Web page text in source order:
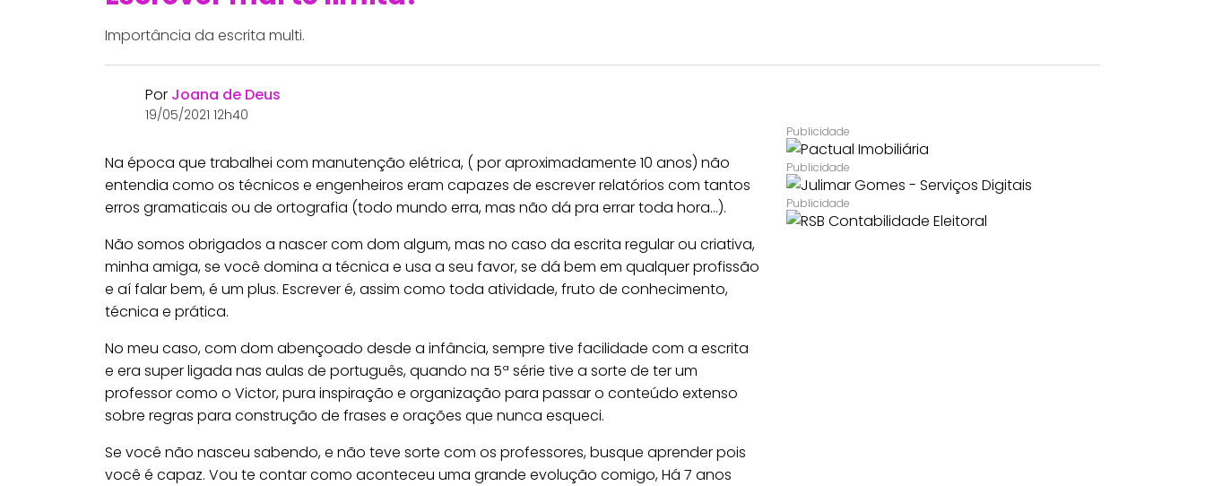
Importância da escrita multi.
Por Joana de Deus
19/05/2021 12h40
Na época que trabalhei com manutenção elétrica, ( por aproximadamente 10 anos) não
entendia como os técnicos e engenheiros eram capazes de escrever relatórios com tantos
erros gramaticais ou de ortografia (todo mundo erra, mas não dá pra errar toda hora…).
Não somos obrigados a nascer com dom algum, mas no caso da escrita regular ou criativa,
minha amiga, se você domina a técnica e usa a seu favor, se dá bem em qualquer profissão
e aí falar bem, é um plus. Escrever é, assim como toda atividade, fruto de conhecimento,
técnica e prática.
No meu caso, com dom abençoado desde a infância, sempre tive facilidade com a escrita
e era super ligada nas aulas de português, quando na 5ª série tive a sorte de ter um
professor como o Victor, pura inspiração e organização para passar o conteúdo extenso
sobre regras para construção de frases e orações que nunca esqueci.
Se você não nasceu sabendo, e não teve sorte com os professores, busque aprender pois
você é capaz. Vou te contar como aconteceu uma grande evolução comigo, Há 7 anos